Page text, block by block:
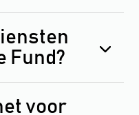
Fund?
voor